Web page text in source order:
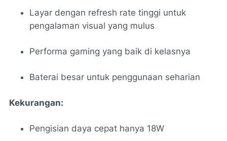
Layar dengan refresh rate tinggi untuk
pengalaman visual yang mulus
Performa gaming yang baik di kelasnya
Baterai besar untuk penggunaan seharian
Kekurangan:
Pengisian daya cepat hanya 18W